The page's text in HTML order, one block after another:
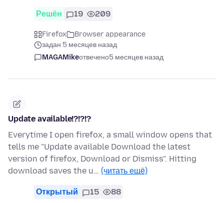
Решён 19 209
Firefox
Browser appearance
задан 5 месяцев назад
MAGAMikeотвечено5 месяцев назад
Update available!?!?!?
Everytime I open firefox, a small window opens that
tells me "Update available Download the latest
version of firefox, Download or Dismiss". Hitting
download saves the u… (читать ещё)
Открытый 15 88